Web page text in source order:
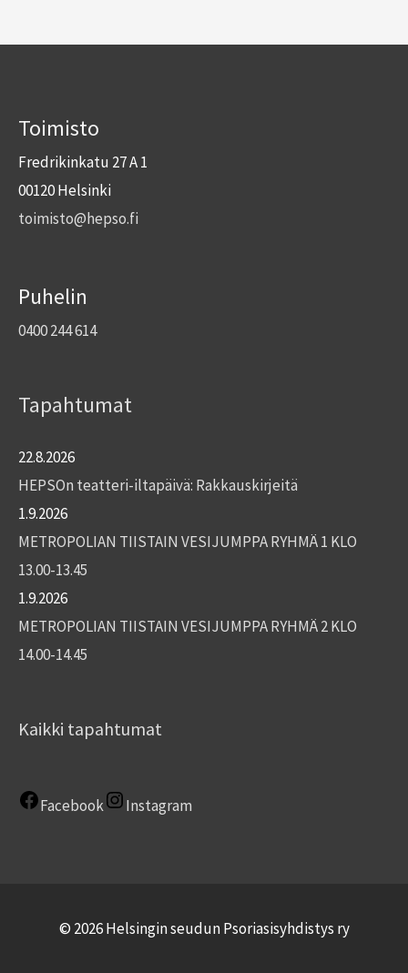
Toimisto
Fredrikinkatu 27 A 1
00120 Helsinki
toimisto@hepso.fi
Puhelin
0400 244 614
Tapahtumat
22.8.2026
HEPSOn teatteri-iltapäivä: Rakkauskirjeitä
1.9.2026
METROPOLIAN TIISTAIN VESIJUMPPA RYHMÄ 1 KLO
13.00-13.45
1.9.2026
METROPOLIAN TIISTAIN VESIJUMPPA RYHMÄ 2 KLO
14.00-14.45
Kaikki tapahtumat
Facebook Instagram
© 2026 Helsingin seudun Psoriasisyhdistys ry